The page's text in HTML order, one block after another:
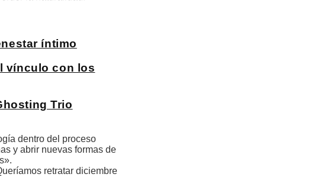
íntimo
vínculo con los
Trio
dentro del proceso
y abrir nuevas formas de
retratar diciembre